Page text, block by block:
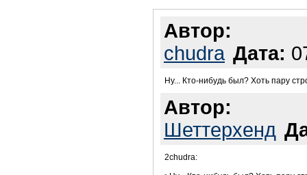
Автор:
chudra Дата:
Ну... Кто-нибудь был? Хоть пару
Автор:
Шеттерхенд
2chudra: